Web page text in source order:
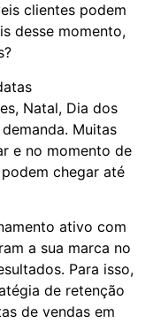
clientes podem
desse momento,
Natal, Dia dos
Muitas
e no momento de
chegar até
ativo com
a sua marca no
Para isso,
de retenção
de vendas em